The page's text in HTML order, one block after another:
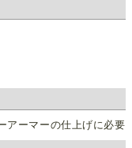
ーマーの仕上げに必要